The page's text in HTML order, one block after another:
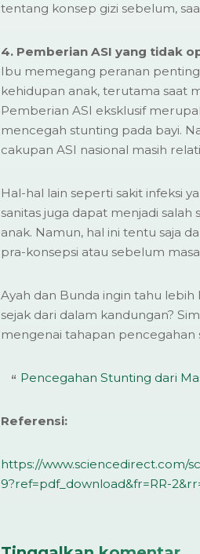
tentang konsep gizi sebelum,
4. Pemberian ASI yang tidak
Ibu memegang peranan
kehidupan anak, terutama saat
Pemberian ASI eksklusif
mencegah stunting pada bayi.
cakupan ASI nasional masih
Hal-hal lain seperti sakit infeksi
sanitas juga dapat menjadi
anak. Namun, hal ini tentu saja
pra-konsepsi atau sebelum
Ayah dan Bunda ingin tahu
sejak dari dalam kandungan?
mengenai tahapan
Pencegahan Stunting dari
Referensi:
https://www.sciencedirect.com/
9?ref=pdf_download&fr=RR-